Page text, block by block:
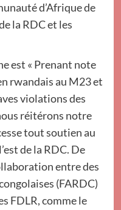
d’Afrique de
la RDC et les
est « Prenant note
rwandais au M23 et
violations des
réitérons notre
tout soutien au
de la RDC. De
entre des
(FARDC)
FDLR, comme le